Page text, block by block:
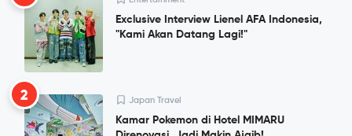
Exclusive Interview Lienel AFA Indonesia,
"Kami Akan Datang Lagi!"
2 Japan Travel
Kamar Pokemon di Hotel MIMARU